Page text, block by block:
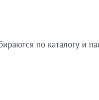
по каталогу и